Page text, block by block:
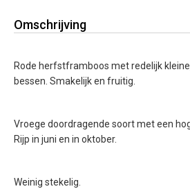
Omschrijving
Rode herfstframboos met redelijk
bessen. Smakelijk en fruitig.
Vroege doordragende soort met een
Rijp in juni en in oktober.
Weinig stekelig.